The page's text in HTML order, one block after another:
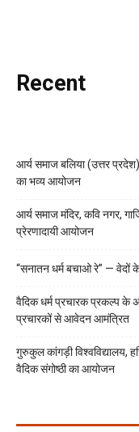
Recent
आर्य समाज बलिया (उत्तर
का भव्य आयोजन
आर्य समाज मंदिर, कवि नगर,
प्रेरणादायी आयोजन
“सनातन धर्म बचाओ रे” — वेदों
वैदिक धर्म प्रचारक प्रकल्प के
प्रचारकों से आवेदन आमंत्रित
गुरुकुल कांगड़ी विश्वविद्यालय,
वैदिक संगोष्ठी का आयोजन